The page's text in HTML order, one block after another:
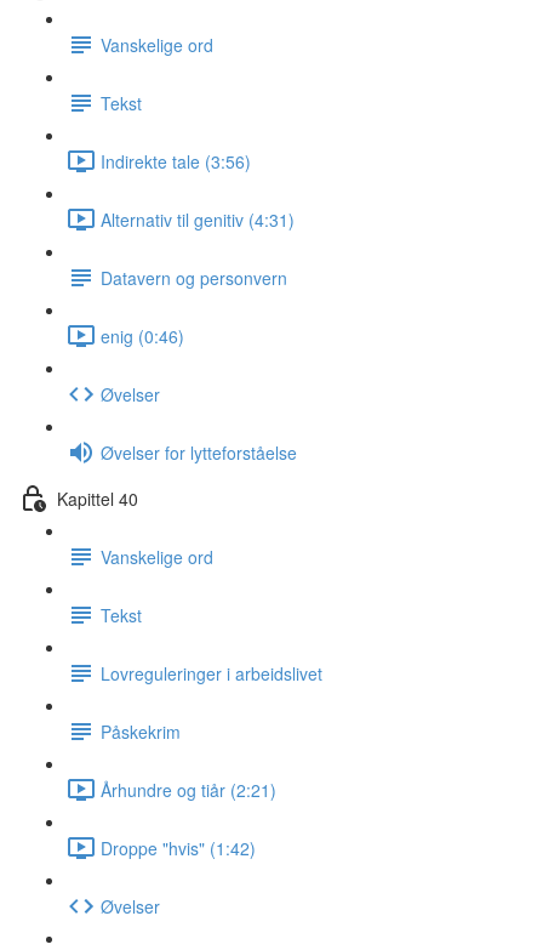
Vanskelige ord
Tekst
Indirekte tale (3:56)
Alternativ til genitiv (4:31)
Datavern og personvern
enig (0:46)
Øvelser
Øvelser for lytteforståelse
Kapittel 40
Vanskelige ord
Tekst
Lovreguleringer i arbeidslivet
Påskekrim
Århundre og tiår (2:21)
Droppe "hvis" (1:42)
Øvelser